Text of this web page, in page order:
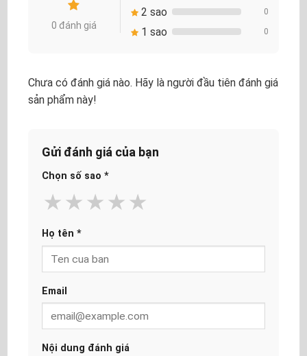
0 đánh giá
2 sao 0
1 sao 0
Chưa có đánh giá nào. Hãy là người đầu tiên đánh giá
sản phẩm này!
Gửi đánh giá của bạn
Chọn số sao *
★
★
★
★
★
Họ tên *
Email
Nội dung đánh giá